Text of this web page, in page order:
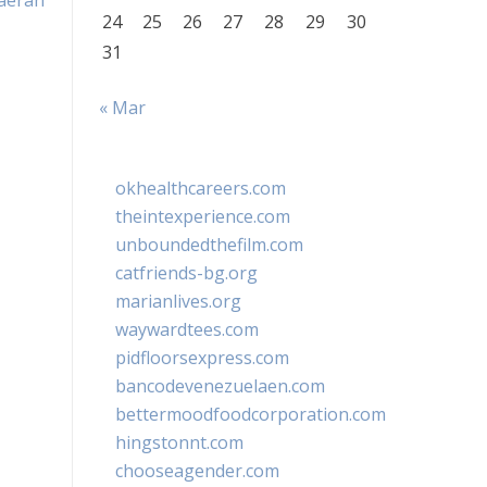
24
25 26 27 28 29
30
31
« Mar
okhealthcareers.com
theintexperience.com
unboundedthefilm.com
catfriends-bg.org
marianlives.org
waywardtees.com
pidfloorsexpress.com
bancodevenezuelaen.com
bettermoodfoodcorporation.com
hingstonnt.com
chooseagender.com